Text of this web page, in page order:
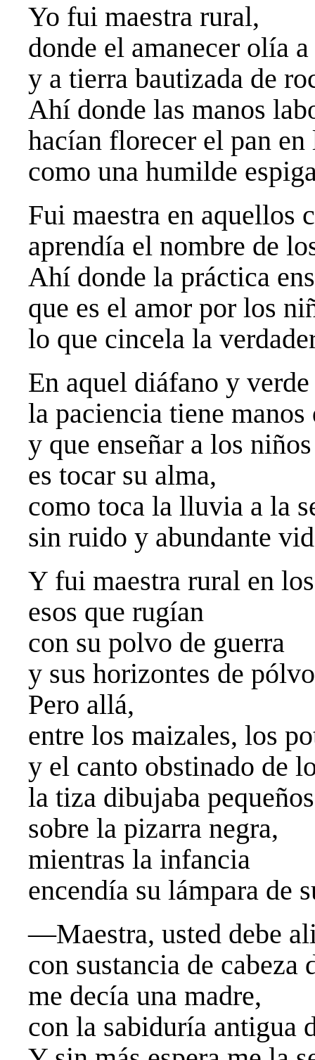
Yo fui maestra rural,
donde el amanecer olía
y a tierra bautizada de
Ahí donde las manos
hacían florecer el pan en
como una humilde
Fui maestra en aquellos
aprendía el nombre de
Ahí donde la práctica
que es el amor por los
lo que cincela la
En aquel diáfano y
la paciencia tiene manos
y que enseñar a los niños
es tocar su alma,
como toca la lluvia a la
sin ruido y abundante
Y fui maestra rural en
esos que rugían
con su polvo de guerra
y sus horizontes de
Pero allá,
entre los maizales, los
y el canto obstinado de
la tiza dibujaba
sobre la pizarra negra,
mientras la infancia
encendía su lámpara de
—Maestra, usted debe
con sustancia de
me decía una madre,
con la sabiduría antigua